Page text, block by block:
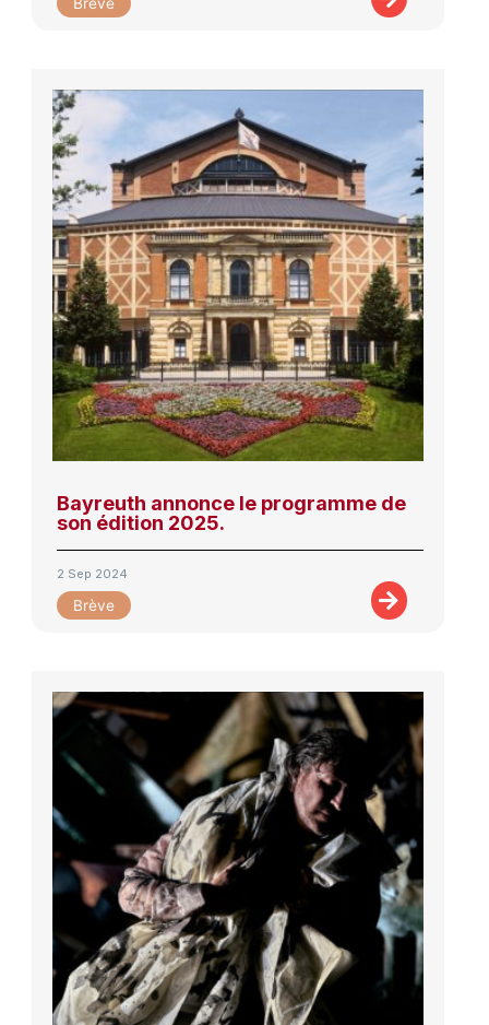
Brève
Bayreuth annonce le programme de
son édition 2025.
2 Sep 2024
Brève